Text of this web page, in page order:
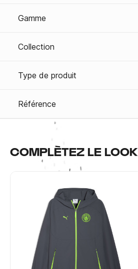
Gamme
Collection
Type de produit
Référence
COMPLÈTEZ LE LOOK